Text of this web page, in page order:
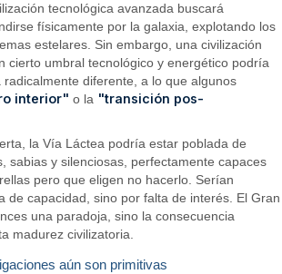
tecnológica avanzada buscará
físicamente por la galaxia, explotando los
estelares. Sin embargo, una civilización
cierto umbral tecnológico y energético podría
diferente, a lo que algunos
interior" o la "transición pos-
la Vía Láctea podría estar poblada de
sabias y silenciosas, perfectamente capaces
pero que eligen no hacerlo. Serían
de capacidad, sino por falta de interés. El Gran
una paradoja, sino la consecuencia
madurez civilizatoria.
aún son primitivas